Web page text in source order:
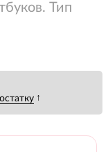
Тип
остатку ↑